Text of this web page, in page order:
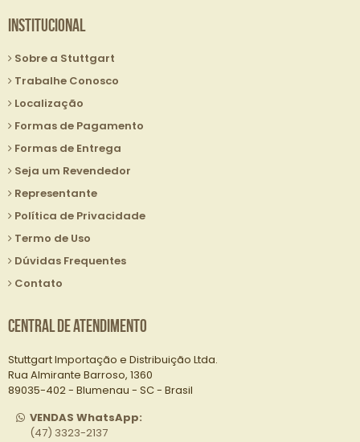
Institucional
Sobre a Stuttgart
Trabalhe Conosco
Localização
Formas de Pagamento
Formas de Entrega
Seja um Revendedor
Representante
Política de Privacidade
Termo de Uso
Dúvidas Frequentes
Contato
Central de Atendimento
Stuttgart Importação e Distribuição Ltda.
Rua Almirante Barroso, 1360
89035-402 - Blumenau - SC - Brasil
VENDAS WhatsApp:
(47) 3323-2137